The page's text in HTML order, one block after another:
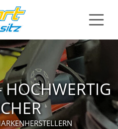
HOCHWERTIG